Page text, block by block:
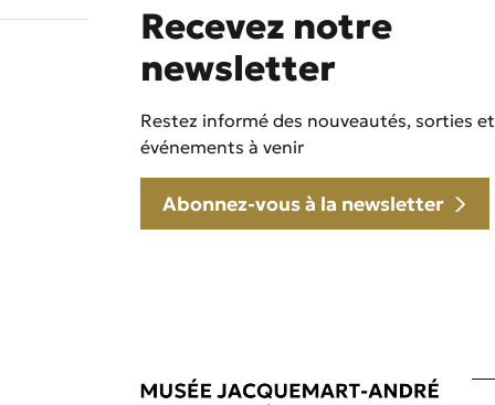
Recevez notre
newsletter
Restez informé des nouveautés, sorties et
événements à venir
Abonnez-vous à la newsletter